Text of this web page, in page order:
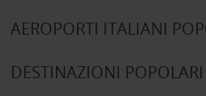
AEROPORTI ITALIANI
DESTINAZIONI POPOLARI